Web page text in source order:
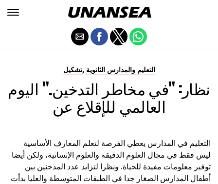
تشكيل, التعليم والمدارس الثانوية
نظار: "في مخاطر التدخين." اليوم
العالمي للإقلاع عن
التعليم في المدارس يعطي الفرصة لتعلم المعارف الأساسية
ليس فقط في مجال العلوم الدقيقة والعلوم الإنسانية، ولكن أيضا
توفير معلومات مفيدة للحياة. ونظرا لتزايد عدد المدخنين بين
أطفال المدارس الصغار جدا في الطبقات المتوسطة والعليا بدأت